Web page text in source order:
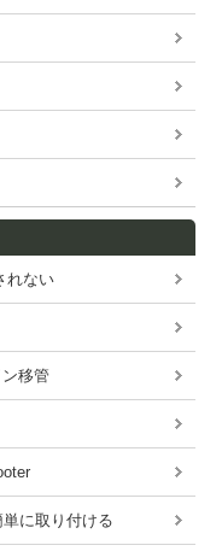
れない
移管
に取り付ける